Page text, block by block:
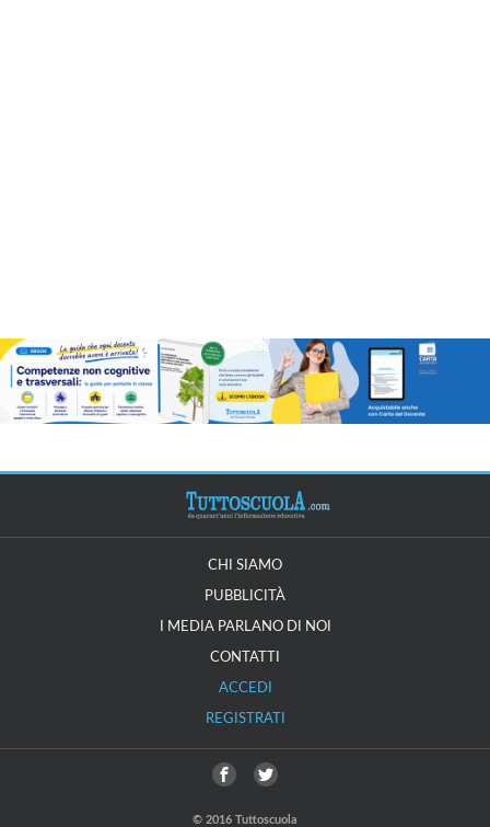
CHI SIAMO
PUBBLICITÀ
I MEDIA PARLANO DI NOI
CONTATTI
ACCEDI
REGISTRATI
© 2016 Tuttoscuola